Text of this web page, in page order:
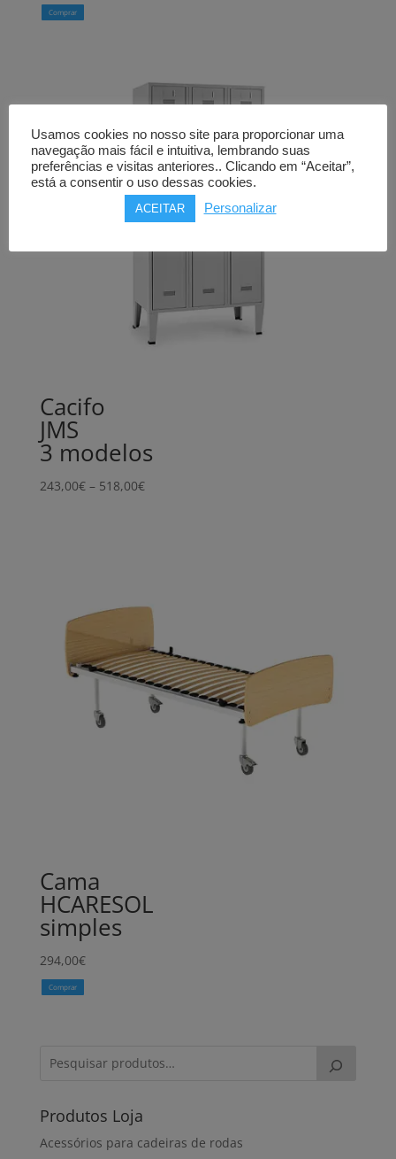
Comprar
Cacifo
JMS
3 modelos
243,00€ – 518,00€Price
Cama
HCARESOL
simples
294,00€
Comprar
Produtos Loja
Acessórios para cadeiras de rodas
Usamos cookies no nosso site para proporcionar uma
navegação mais fácil e intuitiva, lembrando suas
preferências e visitas anteriores.. Clicando em “Aceitar”,
está a consentir o uso dessas cookies.
ACEITAR Personalizar